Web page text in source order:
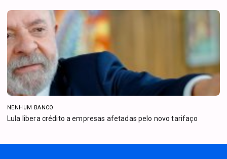
NENHUM BANCO
Lula libera crédito a empresas afetadas pelo novo tarifaço